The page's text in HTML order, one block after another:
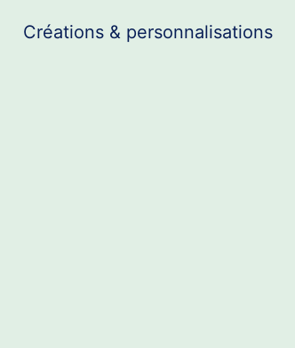
Ouvrir
Créations & personnalisations